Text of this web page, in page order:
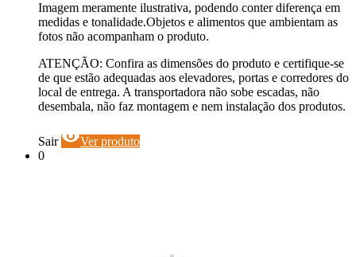
Imagem meramente ilustrativa, podendo conter diferença em
medidas e tonalidade.Objetos e alimentos que ambientam as
fotos não acompanham o produto.
ATENÇÃO: Confira as dimensões do produto e certifique-se
de que estão adequadas aos elevadores, portas e corredores do
local de entrega. A transportadora não sobe escadas, não
desembala, não faz montagem e nem instalação dos produtos.
Sair visibilityVer produto
0